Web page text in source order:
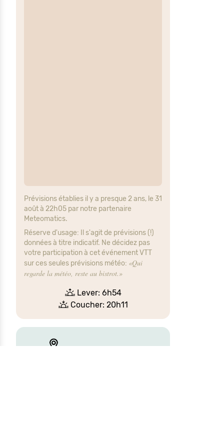
Prévisions établies il y a presque 2 ans, le 31
août à 22h05 par notre partenaire
Meteomatics.
Réserve d'usage: Il s'agit de prévisions (!)
données à titre indicatif. Ne décidez pas
votre participation à cet événement VTT
sur ces seules prévisions météo: «Qui
regarde la météo, reste au bistrot.»
Lever: 6h54
Coucher: 20h11